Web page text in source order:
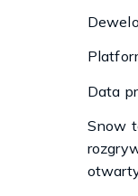
Data
Snow